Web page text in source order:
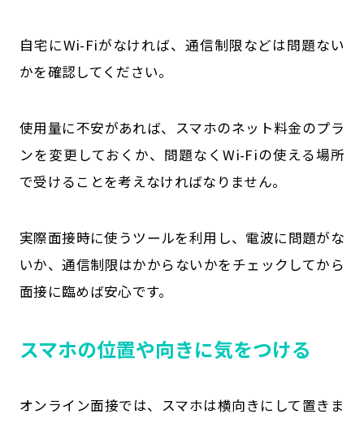
自宅にWi-Fiがなければ、通信制限などは問題ない
かを確認してください。
使用量に不安があれば、スマホのネット料金のプラ
ンを変更しておくか、問題なくWi-Fiの使える場所
で受けることを考えなければなりません。
実際面接時に使うツールを利用し、電波に問題がな
いか、通信制限はかからないかをチェックしてから
面接に臨めば安心です。
スマホの位置や向きに気をつける
オンライン面接では、スマホは横向きにして置きま